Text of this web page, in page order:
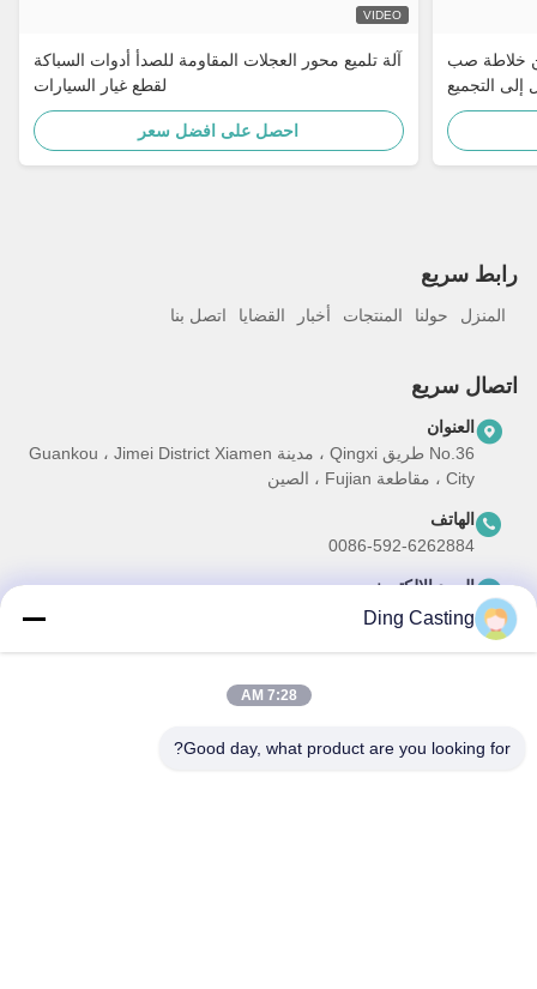
VIDEO
آلة تلميع محور العجلات المقاومة للصدأ أدوات السباكة
لقطع غيار السيارات
احصل على افضل سعر
من خلاطة صب
إلى التجميع
رابط سريع
المنزل حولنا المنتجات أخبار القضايا اتصل بنا
اتصال سريع
العنوان
No.36 طريق Qingxi ، مدينة Guankou ، Jimei District Xiamen
City ، مقاطعة Fujian ، الصين
الهاتف
0086-592-6262884
البريد الإلكتروني
dzivy@idzxm.cn
اشترك في نشرتنا الإخبارية للحصول على خصومات وأكثر.
Ding Casting
7:28 AM
Good day, what product are you looking for?